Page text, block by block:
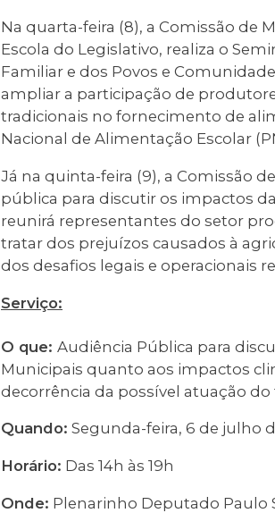
Na quarta-feira (8), a Comissão de
Escola do Legislativo, realiza o
Familiar e dos Povos e
ampliar a participação de
tradicionais no fornecimento de
Nacional de Alimentação Escolar
Já na quinta-feira (9), a Comissão
pública para discutir os impactos
reunirá representantes do setor
tratar dos prejuízos causados à
dos desafios legais e operacionais
Serviço:
O que: Audiência Pública para
Municipais quanto aos impactos
decorrência da possível atuação
Quando: Segunda-feira, 6 de julho
Horário: Das 14h às 19h
Onde: Plenarinho Deputado Paulo